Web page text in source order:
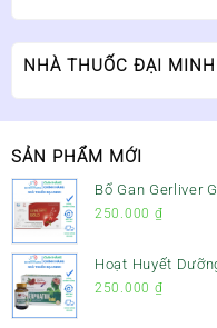
NHÀ THUỐC ĐẠI MINH
SẢN PHẨM MỚI
Bổ Gan Gerliver
Gan, Mát Gan &
250.000 ₫
Hoạt Huyết
– Giảm Đau Đầu,
250.000 ₫